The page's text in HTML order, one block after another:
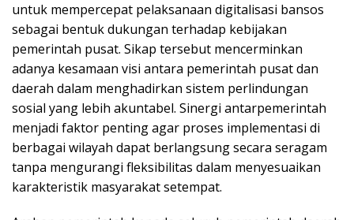
untuk mempercepat pelaksanaan digitalisasi bansos
sebagai bentuk dukungan terhadap kebijakan
pemerintah pusat. Sikap tersebut mencerminkan
adanya kesamaan visi antara pemerintah pusat dan
daerah dalam menghadirkan sistem perlindungan
sosial yang lebih akuntabel. Sinergi antarpemerintah
menjadi faktor penting agar proses implementasi di
berbagai wilayah dapat berlangsung secara seragam
tanpa mengurangi fleksibilitas dalam menyesuaikan
karakteristik masyarakat setempat.